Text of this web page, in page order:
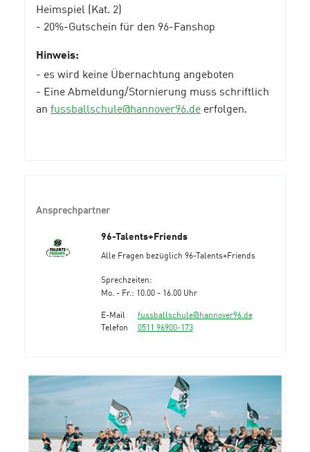
Heimspiel (Kat. 2)
- 20%-Gutschein für den 96-Fanshop
Hinweis:
- es wird keine Übernachtung angeboten
- Eine Abmeldung/Stornierung muss schriftlich
an fussballschule@hannover96.de erfolgen.
Ansprechpartner
96-Talents+Friends
Alle Fragen bezüglich 96-Talents+Friends
Sprechzeiten:
Mo. - Fr.: 10.00 - 16.00 Uhr
E-Mail
fussballschule@hannover96.de
Telefon
0511 96900-173